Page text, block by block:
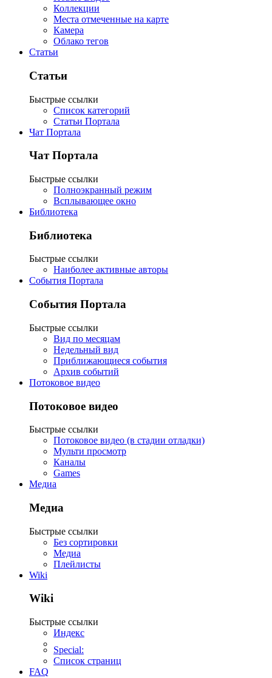
Коллекции
Места отмеченные на карте
Камера
Облако тегов
Статьи
Статьи
Быстрые ссылки
Список категорий
Статьи Портала
Чат Портала
Чат Портала
Быстрые ссылки
Полноэкранный режим
Всплывающее окно
Библиотека
Библиотека
Быстрые ссылки
Наиболее активные авторы
События Портала
События Портала
Быстрые ссылки
Вид по месяцам
Недельный вид
Приближающиеся события
Архив событий
Потоковое видео
Потоковое видео
Быстрые ссылки
Потоковое видео (в стадии отладки)
Мульти просмотр
Каналы
Games
Медиа
Медиа
Быстрые ссылки
Без сортировки
Медиа
Плейлисты
Wiki
Wiki
Быстрые ссылки
Индекс
Special:
Список страниц
FAQ